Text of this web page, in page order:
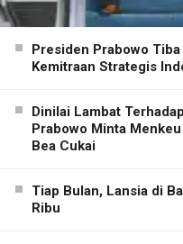
Presiden Prabowo
Kemitraan Strategis
Dinilai Lambat
Prabowo Minta
Bea Cukai
Tiap Bulan, Lansia di
Ribu